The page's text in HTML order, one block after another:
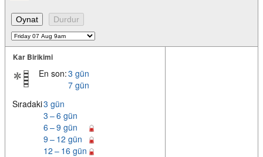
Kar Birikimi
En son:3 gün
7 gün
Sıradaki3 gün
3 – 6 gün
6 – 9 gün
9 – 12 gün
12 – 16 gün